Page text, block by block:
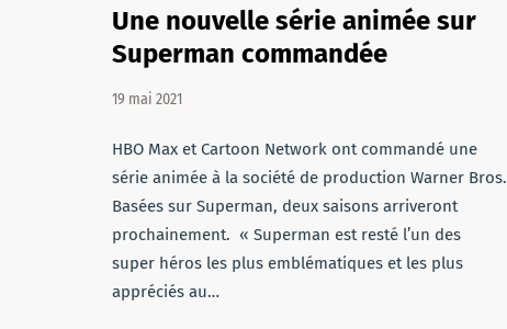
Une nouvelle série animée sur
Superman commandée
19 mai 2021
HBO Max et Cartoon Network ont commandé une
série animée à la société de production Warner Bros.
Basées sur Superman, deux saisons arriveront
prochainement. « Superman est resté l’un des
super héros les plus emblématiques et les plus
appréciés au…